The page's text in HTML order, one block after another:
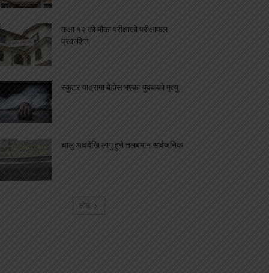
कक्षा १२ को मौका परीक्षाको परीक्षाफल
प्रकाशित
स्कुटर यात्रामा बेहोस भएका युवकको मृत्यु
चालु आवदेखि लागु हुने तलबमान सार्वजनिक
लोड